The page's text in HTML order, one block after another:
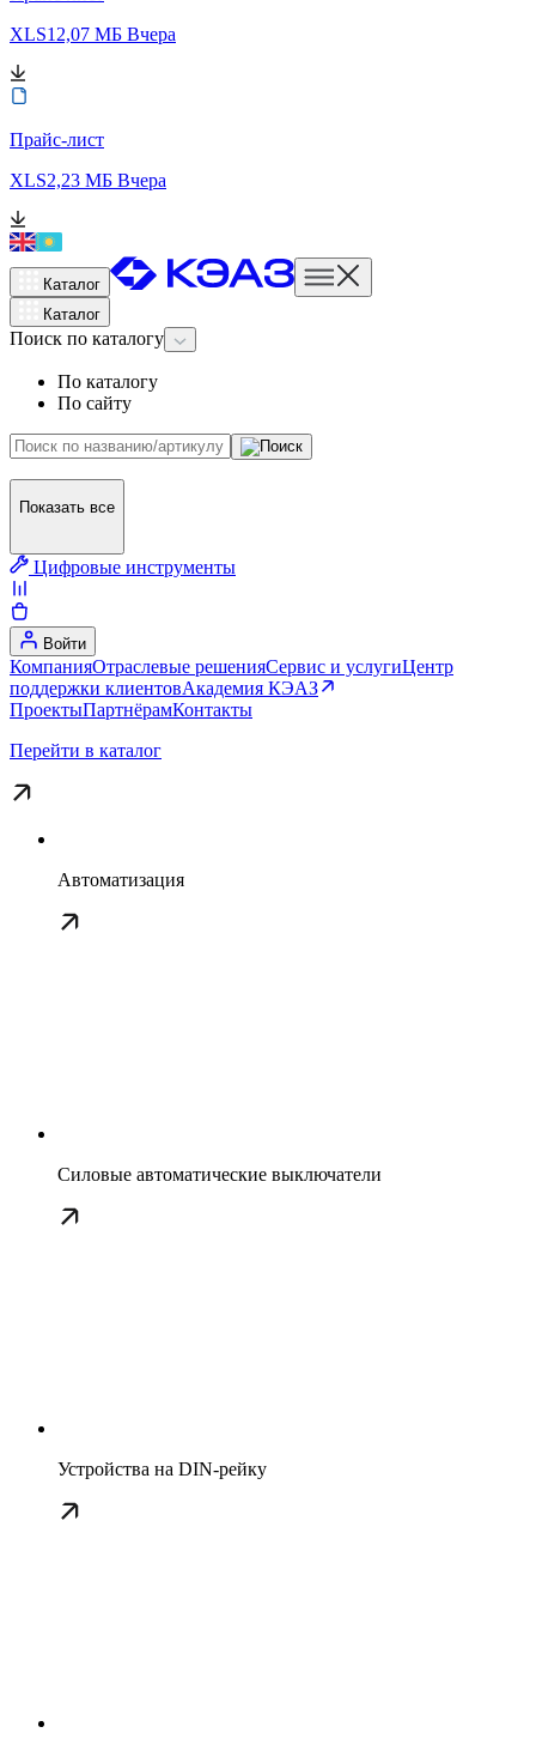
XLS12,07 МБ Вчера
Прайс-лист
XLS2,23 МБ Вчера
Каталог
Каталог
Поиск по каталогу
По каталогу
По сайту
Показать все
Цифровые инструменты
Войти
КомпанияОтраслевые решенияСервис и услугиЦентр
поддержки клиентовАкадемия КЭАЗ
ПроектыПартнёрамКонтакты
Перейти в каталог
Автоматизация
Силовые автоматические выключатели
Устройства на DIN-рейку